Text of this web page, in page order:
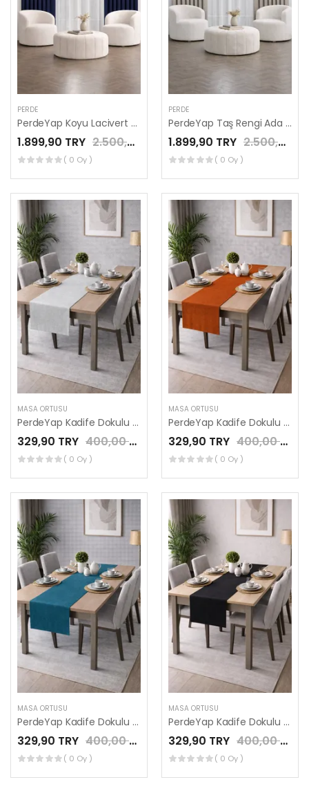
PERDE
PerdeYap Koyu Lacivert Ada Fon Perde Tek Kanat 1/3 Sık Pile
1.899,90 TRY 2.500,00 TRY
( 0 Oy )
PERDE
PerdeYap Taş Rengi Ada Fon Perde Tek Kanat 1/3 Sık Pile
1.899,90 TRY 2.500,00 TRY
( 0 Oy )
MASA ÖRTÜSÜ
PerdeYap Kadife Dokulu Açık Gri Renk Ada Serisi Runner 40 x 140 cm
329,90 TRY 400,00 TRY
( 0 Oy )
MASA ÖRTÜSÜ
PerdeYap Kadife Dokulu Kiremit Renk Ada Serisi Runner 40 x 140 cm
329,90 TRY 400,00 TRY
( 0 Oy )
MASA ÖRTÜSÜ
PerdeYap Kadife Dokulu Petrol Renk Ada Serisi Runner 40 x 140 cm
329,90 TRY 400,00 TRY
( 0 Oy )
MASA ÖRTÜSÜ
PerdeYap Kadife Dokulu Siyah Renk Ada Serisi Runner 40 x 140 cm
329,90 TRY 400,00 TRY
( 0 Oy )